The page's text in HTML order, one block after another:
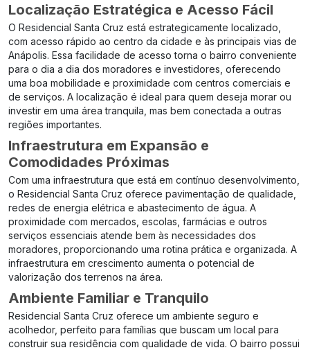
Localização Estratégica e Acesso Fácil
O Residencial Santa Cruz está estrategicamente localizado,
com acesso rápido ao centro da cidade e às principais vias de
Anápolis. Essa facilidade de acesso torna o bairro conveniente
para o dia a dia dos moradores e investidores, oferecendo
uma boa mobilidade e proximidade com centros comerciais e
de serviços. A localização é ideal para quem deseja morar ou
investir em uma área tranquila, mas bem conectada a outras
regiões importantes.
Infraestrutura em Expansão e
Comodidades Próximas
Com uma infraestrutura que está em contínuo desenvolvimento,
o Residencial Santa Cruz oferece pavimentação de qualidade,
redes de energia elétrica e abastecimento de água. A
proximidade com mercados, escolas, farmácias e outros
serviços essenciais atende bem às necessidades dos
moradores, proporcionando uma rotina prática e organizada. A
infraestrutura em crescimento aumenta o potencial de
valorização dos terrenos na área.
Ambiente Familiar e Tranquilo
Residencial Santa Cruz oferece um ambiente seguro e
acolhedor, perfeito para famílias que buscam um local para
construir sua residência com qualidade de vida. O bairro possui